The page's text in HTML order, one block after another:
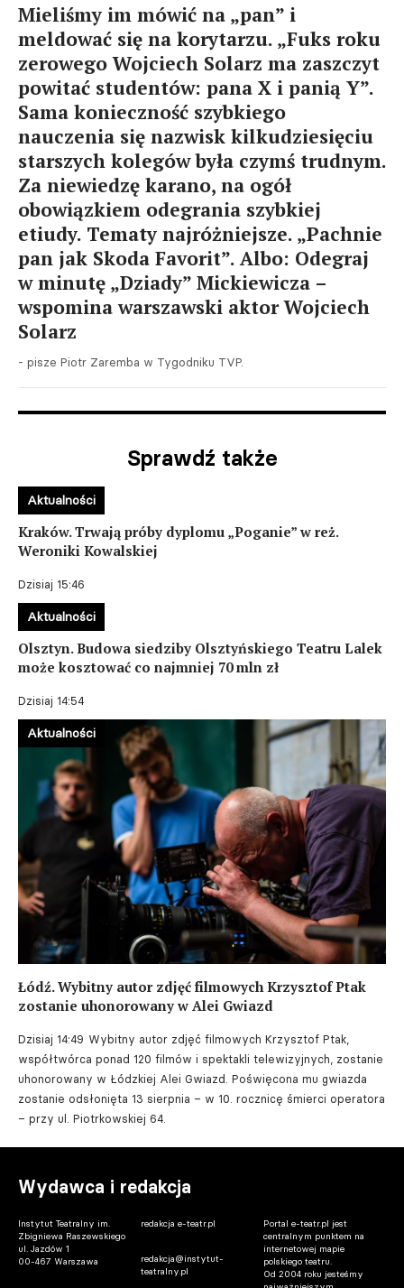
Mieliśmy im mówić na „pan” i
meldować się na korytarzu. „Fuks roku
zerowego Wojciech Solarz ma zaszczyt
powitać studentów: pana X i panią Y”.
Sama konieczność szybkiego
nauczenia się nazwisk kilkudziesięciu
starszych kolegów była czymś trudnym.
Za niewiedzę karano, na ogół
obowiązkiem odegrania szybkiej
etiudy. Tematy najróżniejsze. „Pachnie
pan jak Skoda Favorit”. Albo: Odegraj
w minutę „Dziady” Mickiewicza –
wspomina warszawski aktor Wojciech
Solarz
- pisze Piotr Zaremba w Tygodniku TVP.
Sprawdź także
Kraków. Trwają próby dyplomu „Poganie” w reż.
Weroniki Kowalskiej
Dzisiaj 15:46
Aktualności
Olsztyn. Budowa siedziby Olsztyńskiego Teatru Lalek
może kosztować co najmniej 70 mln zł
Dzisiaj 14:54
Aktualności
Łódź. Wybitny autor zdjęć filmowych Krzysztof Ptak
zostanie uhonorowany w Alei Gwiazd
Dzisiaj 14:49 Wybitny autor zdjęć filmowych Krzysztof Ptak,
współtwórca ponad 120 filmów i spektakli telewizyjnych, zostanie
uhonorowany w Łódzkiej Alei Gwiazd. Poświęcona mu gwiazda
zostanie odsłonięta 13 sierpnia – w 10. rocznicę śmierci operatora
– przy ul. Piotrkowskiej 64.
Aktualności
Wydawca i redakcja
Instytut Teatralny im.
Zbigniewa Raszewskiego
ul. Jazdów 1
00-467 Warszawa
redakcja e-teatr.pl
redakcja@instytut-
teatralny.pl
Portal e-teatr.pl jest
centralnym punktem na
internetowej mapie
polskiego teatru.
Od 2004 roku jesteśmy